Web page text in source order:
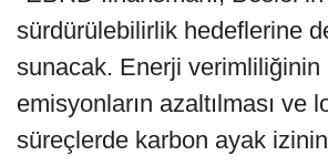
sürdürülebilirlik hedeflerine
sunacak. Enerji verimliliğinin
emisyonların azaltılması ve
süreçlerde karbon ayak izinin